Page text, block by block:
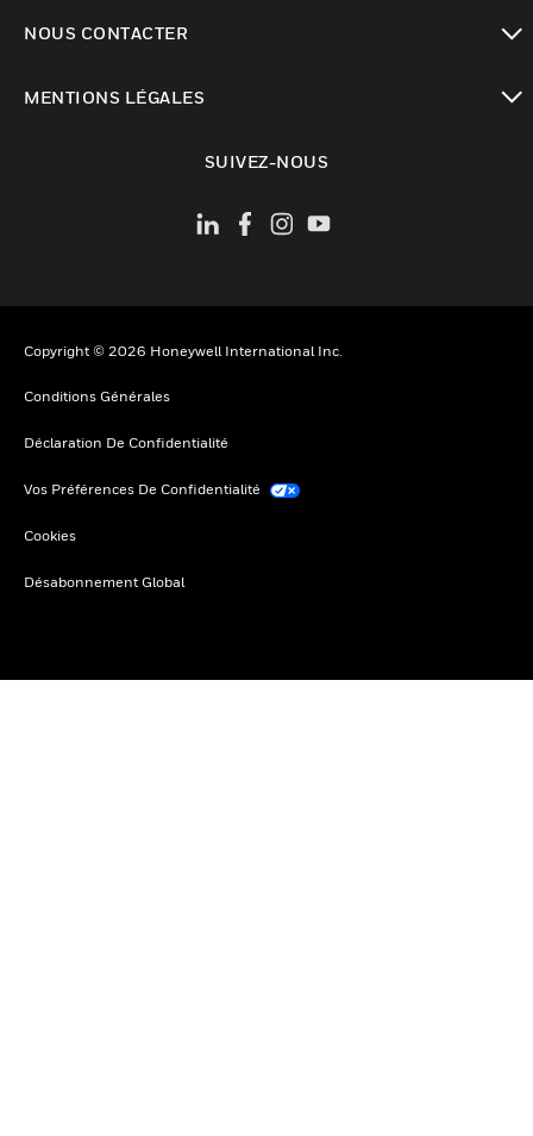
NOUS CONTACTER
MENTIONS LÉGALES
SUIVEZ-NOUS
Copyright © 2026 Honeywell International Inc.
Conditions Générales
Déclaration De Confidentialité
Vos Préférences De Confidentialité
Cookies
Désabonnement Global